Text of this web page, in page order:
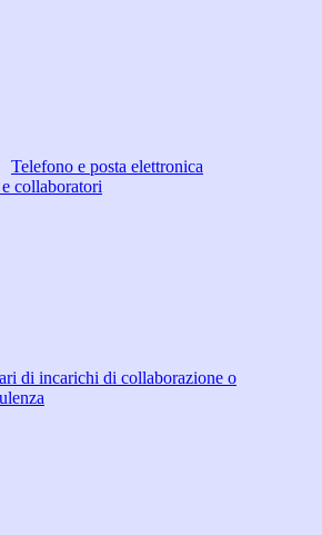
Telefono e posta elettronica
collaboratori
di incarichi di collaborazione o